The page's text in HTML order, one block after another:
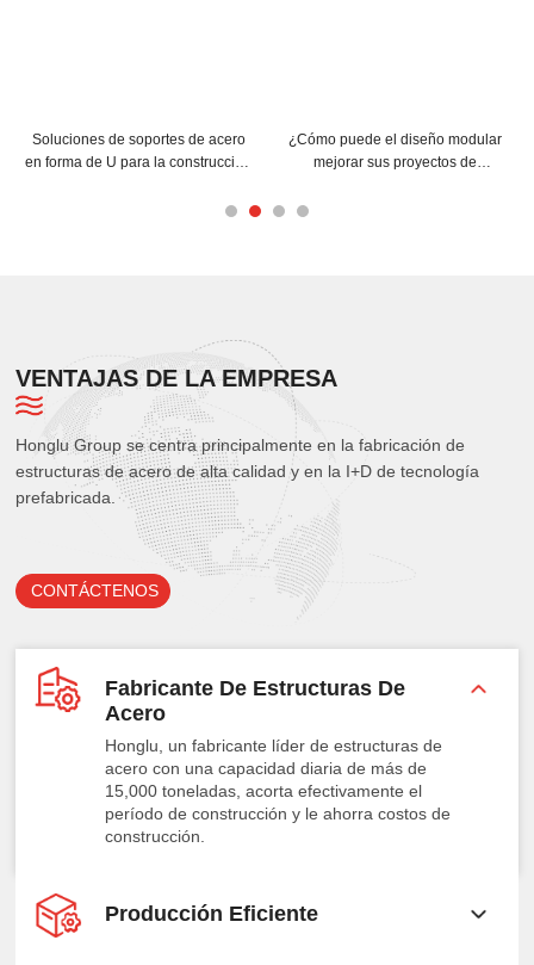
de acero
¿Cómo puede el diseño modular
mejorar sus proyectos de
¿Cómo pueden las
mejorar la estructura
VENTAJAS DE LA EMPRESA
Honglu Group se centra principalmente en la fabricación de
estructuras de acero de alta calidad y en la I+D de tecnología
prefabricada.
CONTÁCTENOS
Fabricante De Estructuras De
Acero
Honglu, un fabricante líder de estructuras de
acero con una capacidad diaria de más de
15,000 toneladas, acorta efectivamente el
período de construcción y le ahorra costos de
construcción.
Producción Eficiente